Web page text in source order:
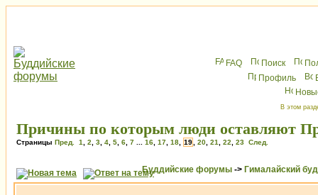
FAQ Поиск
Профиль
В этом
Причины по которым люди оставляют
Страницы Пред. 1 2 3 4 5 6 7 16 17 18 19 20 21 22 23 След.
Буддийские форумы -> Гималайский